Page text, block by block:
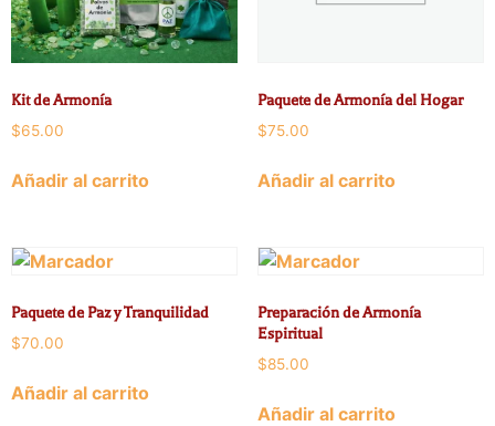
Kit de Armonía
$65.00
Añadir al carrito
Paquete de Armonía del Hogar
$75.00
Añadir al carrito
Paquete de Paz y Tranquilidad
$70.00
Añadir al carrito
Preparación de Armonía
Espiritual
$85.00
Añadir al carrito